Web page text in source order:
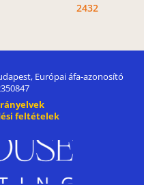
2432
Európai áfa-azonosító
feltételek